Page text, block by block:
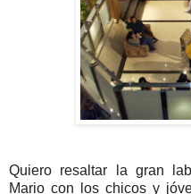
Quiero resaltar la gran
Mario con los chicos y